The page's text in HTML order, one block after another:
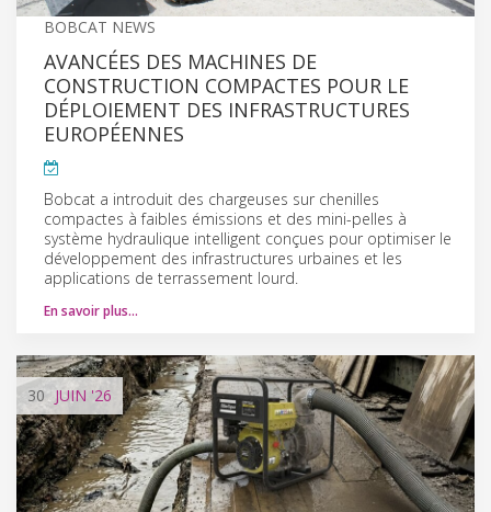
BOBCAT NEWS
AVANCÉES DES MACHINES DE
CONSTRUCTION COMPACTES POUR LE
DÉPLOIEMENT DES INFRASTRUCTURES
EUROPÉENNES
Bobcat a introduit des chargeuses sur chenilles
compactes à faibles émissions et des mini-pelles à
système hydraulique intelligent conçues pour optimiser le
développement des infrastructures urbaines et les
applications de terrassement lourd.
En savoir plus…
30 JUIN '26